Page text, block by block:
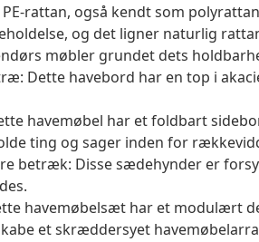
rattan, også kendt som
og det ligner naturlig
møbler grundet dets
Dette havebord har en top i
havemøbel har et foldbart
ting og sager inden for
betræk: Disse sædehynder er
havemøbelsæt har et modulært
et skræddersyet